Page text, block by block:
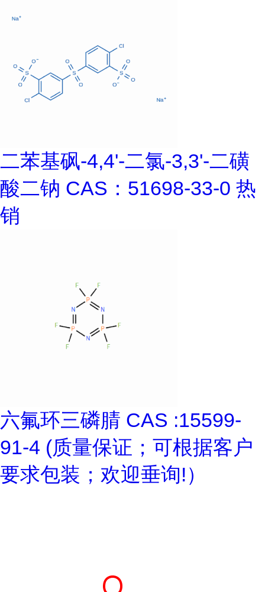
二苯基砜-4,4'-二氯-3,3'-二磺
酸二钠 CAS：51698-33-0 热
销
六氟环三磷腈 CAS :15599-
91-4 (质量保证；可根据客户
要求包装；欢迎垂询!）